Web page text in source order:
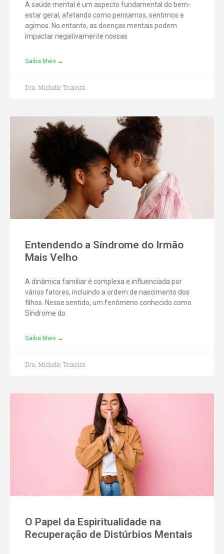
A saúde mental é um aspecto fundamental do bem-
estar geral, afetando como pensamos, sentimos e
agimos. No entanto, as doenças mentais podem
impactar negativamente nossas
Saiba Mais →
Dra. Michelle Teixeira
Entendendo a Síndrome do Irmão
Mais Velho
A dinâmica familiar é complexa e influenciada por
vários fatores, incluindo a ordem de nascimento dos
filhos. Nesse sentido, um fenômeno conhecido como
Síndrome do
Saiba Mais →
Dra. Michelle Teixeira
O Papel da Espiritualidade na
Recuperação de Distúrbios Mentais